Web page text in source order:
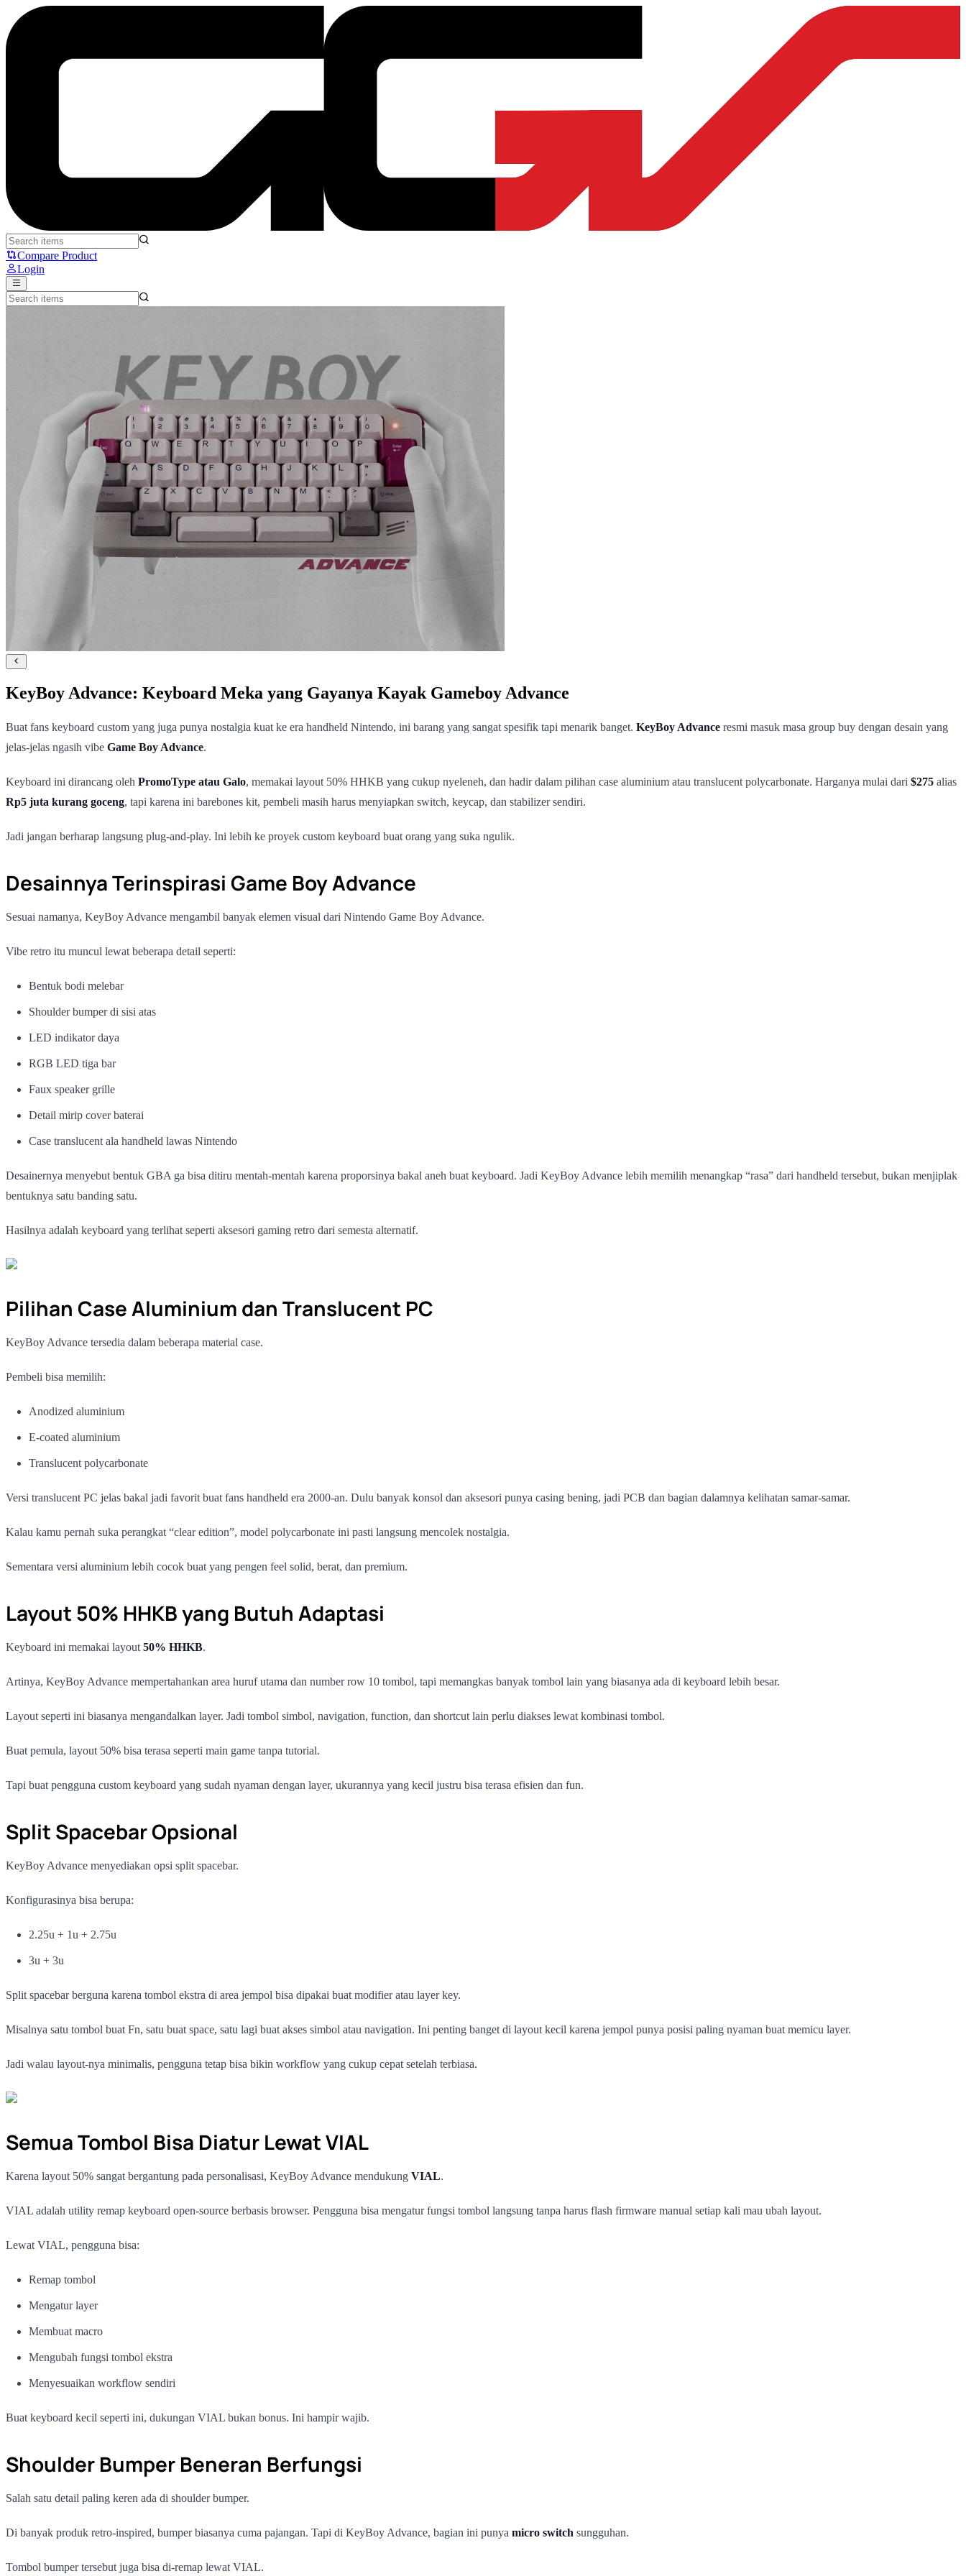
KeyBoy Advance: Keyboard Meka yang Gayanya Kayak Gameboy Advance | Good Gaming Shop
Compare Product
Login
KeyBoy Advance: Keyboard Meka yang Gayanya Kayak Gameboy Advance
Buat fans keyboard custom yang juga punya nostalgia kuat ke era handheld Nintendo, ini barang yang sangat spesifik tapi menarik banget. KeyBoy Advance resmi masuk masa group buy dengan desain yang
jelas-jelas ngasih vibe Game Boy Advance.
Keyboard ini dirancang oleh PromoType atau Galo, memakai layout 50% HHKB yang cukup nyeleneh, dan hadir dalam pilihan case aluminium atau translucent polycarbonate. Harganya mulai dari $275 alias
Rp5 juta kurang goceng, tapi karena ini barebones kit, pembeli masih harus menyiapkan switch, keycap, dan stabilizer sendiri.
Jadi jangan berharap langsung plug-and-play. Ini lebih ke proyek custom keyboard buat orang yang suka ngulik.
Desainnya Terinspirasi Game Boy Advance
Sesuai namanya, KeyBoy Advance mengambil banyak elemen visual dari Nintendo Game Boy Advance.
Vibe retro itu muncul lewat beberapa detail seperti:
Bentuk bodi melebar
Shoulder bumper di sisi atas
LED indikator daya
RGB LED tiga bar
Faux speaker grille
Detail mirip cover baterai
Case translucent ala handheld lawas Nintendo
Desainernya menyebut bentuk GBA ga bisa ditiru mentah-mentah karena proporsinya bakal aneh buat keyboard. Jadi KeyBoy Advance lebih memilih menangkap “rasa” dari handheld tersebut, bukan menjiplak
bentuknya satu banding satu.
Hasilnya adalah keyboard yang terlihat seperti aksesori gaming retro dari semesta alternatif.
Pilihan Case Aluminium dan Translucent PC
KeyBoy Advance tersedia dalam beberapa material case.
Pembeli bisa memilih:
Anodized aluminium
E-coated aluminium
Translucent polycarbonate
Versi translucent PC jelas bakal jadi favorit buat fans handheld era 2000-an. Dulu banyak konsol dan aksesori punya casing bening, jadi PCB dan bagian dalamnya kelihatan samar-samar.
Kalau kamu pernah suka perangkat “clear edition”, model polycarbonate ini pasti langsung mencolek nostalgia.
Sementara versi aluminium lebih cocok buat yang pengen feel solid, berat, dan premium.
Layout 50% HHKB yang Butuh Adaptasi
Keyboard ini memakai layout 50% HHKB.
Artinya, KeyBoy Advance mempertahankan area huruf utama dan number row 10 tombol, tapi memangkas banyak tombol lain yang biasanya ada di keyboard lebih besar.
Layout seperti ini biasanya mengandalkan layer. Jadi tombol simbol, navigation, function, dan shortcut lain perlu diakses lewat kombinasi tombol.
Buat pemula, layout 50% bisa terasa seperti main game tanpa tutorial.
Tapi buat pengguna custom keyboard yang sudah nyaman dengan layer, ukurannya yang kecil justru bisa terasa efisien dan fun.
Split Spacebar Opsional
KeyBoy Advance menyediakan opsi split spacebar.
Konfigurasinya bisa berupa:
2.25u + 1u + 2.75u
3u + 3u
Split spacebar berguna karena tombol ekstra di area jempol bisa dipakai buat modifier atau layer key.
Misalnya satu tombol buat Fn, satu buat space, satu lagi buat akses simbol atau navigation. Ini penting banget di layout kecil karena jempol punya posisi paling nyaman buat memicu layer.
Jadi walau layout-nya minimalis, pengguna tetap bisa bikin workflow yang cukup cepat setelah terbiasa.
Semua Tombol Bisa Diatur Lewat VIAL
Karena layout 50% sangat bergantung pada personalisasi, KeyBoy Advance mendukung VIAL.
VIAL adalah utility remap keyboard open-source berbasis browser. Pengguna bisa mengatur fungsi tombol langsung tanpa harus flash firmware manual setiap kali mau ubah layout.
Lewat VIAL, pengguna bisa:
Remap tombol
Mengatur layer
Membuat macro
Mengubah fungsi tombol ekstra
Menyesuaikan workflow sendiri
Buat keyboard kecil seperti ini, dukungan VIAL bukan bonus. Ini hampir wajib.
Shoulder Bumper Beneran Berfungsi
Salah satu detail paling keren ada di shoulder bumper.
Di banyak produk retro-inspired, bumper biasanya cuma pajangan. Tapi di KeyBoy Advance, bagian ini punya micro switch sungguhan.
Tombol bumper tersebut juga bisa di-remap lewat VIAL.